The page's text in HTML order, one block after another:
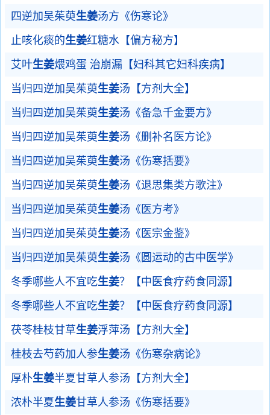
四逆加吴茱萸生姜汤方《伤寒论》
止咳化痰的生姜红糖水【偏方秘方】
艾叶生姜煨鸡蛋 治崩漏【妇科其它妇科疾病】
当归四逆加吴茱萸生姜汤【方剂大全】
当归四逆加吴茱萸生姜汤《备急千金要方》
当归四逆加吴茱萸生姜汤《删补名医方论》
当归四逆加吴茱萸生姜汤《伤寒括要》
当归四逆加吴茱萸生姜汤《退思集类方歌注》
当归四逆加吴茱萸生姜汤《医方考》
当归四逆加吴茱萸生姜汤《医宗金鉴》
当归四逆加吴茱萸生姜汤《圆运动的古中医学》
冬季哪些人不宜吃生姜？【中医食疗药食同源】
冬季哪些人不宜吃生姜？【中医食疗药食同源】
茯苓桂枝甘草生姜浮萍汤【方剂大全】
桂枝去芍药加人参生姜汤《伤寒杂病论》
厚朴生姜半夏甘草人参汤【方剂大全】
浓朴半夏 生姜甘草人参汤《伤寒括要》